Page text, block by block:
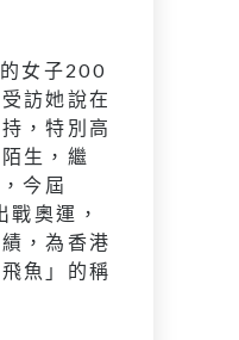
女子200
訪她說在
，特別高
生，繼
今屆
奧運，
，為香港
魚」的稱